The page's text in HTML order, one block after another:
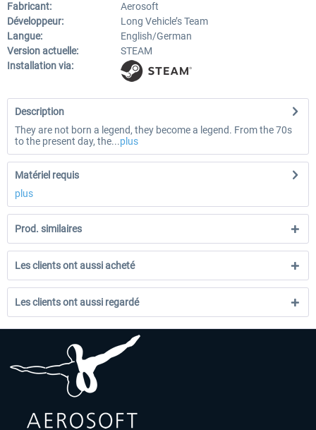
Fabricant:
Aerosoft
Développeur:
Long Vehicle’s Team
Langue:
English/German
Version actuelle:
STEAM
Installation via:
Description
They are not born a legend, they become a legend. From the 70s
to the present day, the...plus
Matériel requis
plus
Prod. similaires
Les clients ont aussi acheté
Les clients ont aussi regardé